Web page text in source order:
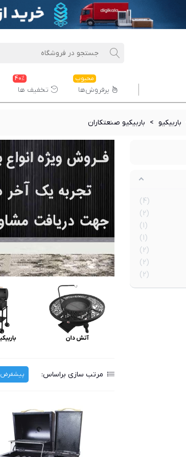
پرفروش‌ها
محبوب
تخفیف ها
40%
باربیکیو > باربیکیو صنعتکاران
4
2
1
1
2
2
2
مرتب سازی براساس: پیشفرض